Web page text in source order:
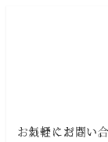
お気軽にお問い合わせください。